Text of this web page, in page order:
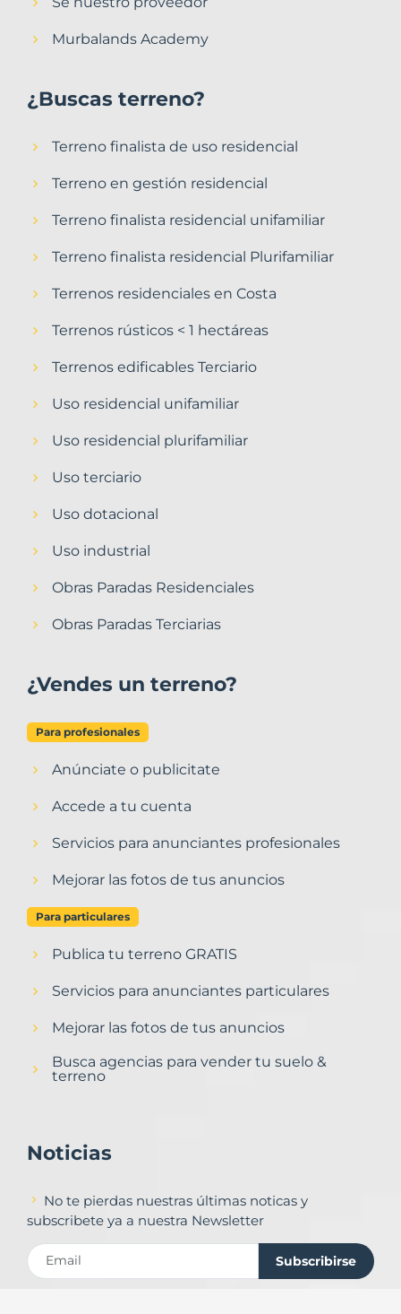
Murbalands Academy
¿Buscas terreno?
Terreno finalista de uso residencial
Terreno en gestión residencial
Terreno finalista residencial unifamiliar
Terreno finalista residencial Plurifamiliar
Terrenos residenciales en Costa
Terrenos rústicos < 1 hectáreas
Terrenos edificables Terciario
Uso residencial unifamiliar
Uso residencial plurifamiliar
Uso terciario
Uso dotacional
Uso industrial
Obras Paradas Residenciales
Obras Paradas Terciarias
¿Vendes un terreno?
Para profesionales
Anúnciate o publicitate
Accede a tu cuenta
Servicios para anunciantes profesionales
Mejorar las fotos de tus anuncios
Para particulares
Publica tu terreno GRATIS
Servicios para anunciantes particulares
Mejorar las fotos de tus anuncios
Busca agencias para vender tu suelo &
terreno
Noticias
No te pierdas nuestras últimas noticas y
subscribete ya a nuestra Newsletter
Subscribirse